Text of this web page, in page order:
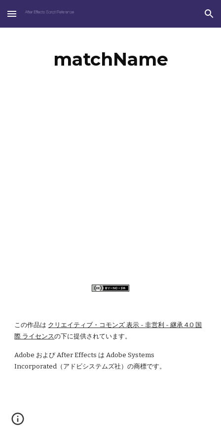
Skip to main content Skip to navigation
matchName
この作品は クリエイティブ・コモンズ 表示 - 非営利 - 継承 4.0 国
際 ライセンスの下に提供されています。
Adobe および After Effects は Adobe Systems
Incorporated（アドビシステムズ社）の商標です。